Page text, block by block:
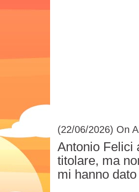
(22/06/2026) On
Antonio Felici
titolare, ma
mi hanno